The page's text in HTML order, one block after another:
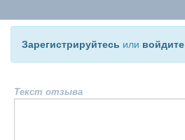
Зарегистрируйтесь или войдите
Текст отзыва